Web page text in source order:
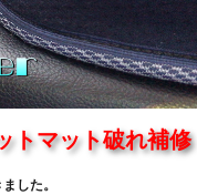
トマット破れ補修
した。